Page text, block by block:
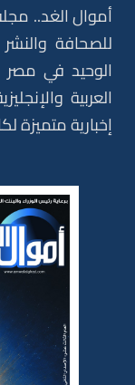
أموال الغد..
للصحافة
الوحيد في مصر
العربية
إخبارية متميزة